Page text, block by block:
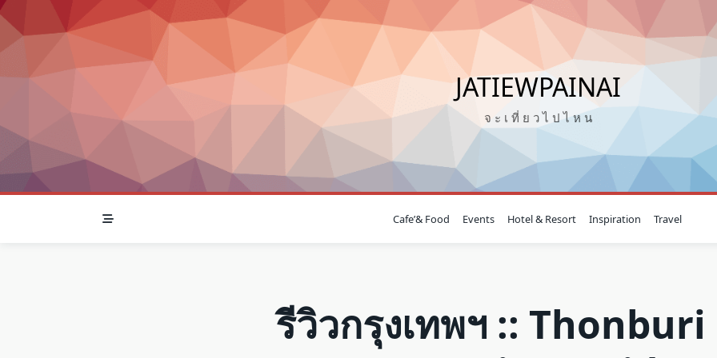
Skip
to
content
JATIEWPAINAI
จ ะ เ ที่ ย ว ไ ป ไ ห น
Cafe’& Food Events Hotel & Resort Inspiration Travel
รีวิวกรุงเทพฯ :: Thonburi